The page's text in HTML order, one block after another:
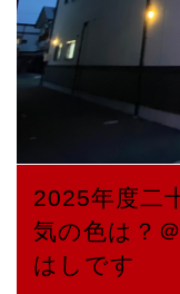
2025年度二
気の色は？
はしです